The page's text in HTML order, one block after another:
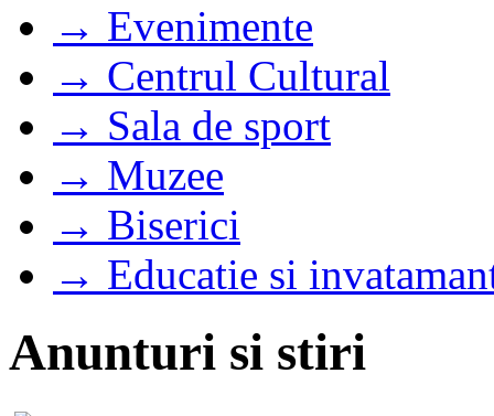
→ Evenimente
→ Centrul Cultural
→ Sala de sport
→ Muzee
→ Biserici
→ Educatie si
Anunturi si stiri